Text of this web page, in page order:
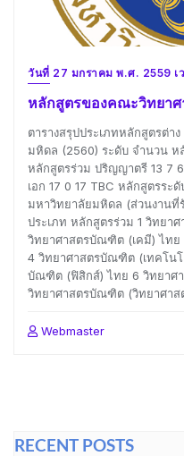
วันที่ 27 มกราคม พ.ศ. 2559 เ
หลักสูตรของคณะวิทยา
ตารางสรุปประเภทหลักสูตรต่
มหิดล (2560) ระดับ จำนวน
หลักสูตรร่วม ปริญญาตรี 13 7
เอก 17 0 17 TBC หลักสูตรร
มหาวิทยาลัยมหิดล (ส่วนงาน
ประเภท หลักสูตรร่วม 1 วิทย
วิทยาศาสตรบัณฑิต (เคมี) ไท
4 วิทยาศาสตรบัณฑิต (เทคโน
บัณฑิต (ฟิสิกส์) ไทย 6 วิทยาศ
วิทยาศาสตรบัณฑิต (วิทยาศา
Webmaster
RECENT POSTS